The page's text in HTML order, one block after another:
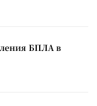
БПЛА в